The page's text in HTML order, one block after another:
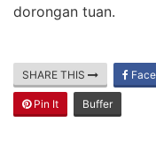
dorongan tuan.
SHARE THIS
Pin It Buffer